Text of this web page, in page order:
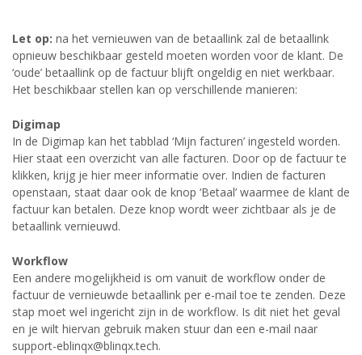
Let op: na het vernieuwen van de betaallink zal de betaallink
opnieuw beschikbaar gesteld moeten worden voor de klant. De
‘oude’ betaallink op de factuur blijft ongeldig en niet werkbaar.
Het beschikbaar stellen kan op verschillende manieren:
Digimap
In de Digimap kan het tabblad ‘Mijn facturen’ ingesteld worden.
Hier staat een overzicht van alle facturen. Door op de factuur te
klikken, krijg je hier meer informatie over. Indien de facturen
openstaan, staat daar ook de knop ‘Betaal’ waarmee de klant de
factuur kan betalen. Deze knop wordt weer zichtbaar als je de
betaallink vernieuwd.
Workflow
Een andere mogelijkheid is om vanuit de workflow onder de
factuur de vernieuwde betaallink per e-mail toe te zenden. Deze
stap moet wel ingericht zijn in de workflow. Is dit niet het geval
en je wilt hiervan gebruik maken stuur dan een e-mail naar
support-eblinqx@blinqx.tech.